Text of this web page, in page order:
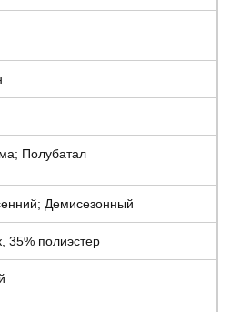
Полубатал
Демисезонный
35% полиэстер